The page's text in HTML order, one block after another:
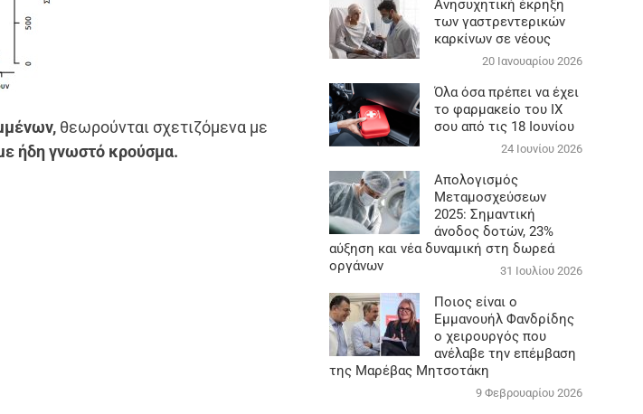
θεωρούνται σχετιζόμενα με
ήδη γνωστό κρούσμα.
Aνησυχητική έκρηξη
των γαστρεντερικών
καρκίνων σε νέους
20 Ιανουαρίου 2026
Όλα όσα πρέπει να έχει
το φαρμακείο του ΙΧ
σου από τις 18 Ιουνίου
24 Ιουνίου 2026
Απολογισμός
Μεταμοσχεύσεων
2025: Σημαντική
άνοδος δοτών, 23%
αύξηση και νέα δυναμική στη δωρεά
οργάνων
31 Ιουλίου 2026
Ποιος είναι ο
Εμμανουήλ Φανδρίδης
ο χειρουργός που
ανέλαβε την επέμβαση
της Μαρέβας Μητσοτάκη
9 Φεβρουαρίου 2026